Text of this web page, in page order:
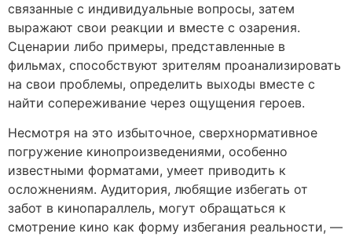
связанные с индивидуальные вопросы, затем
выражают свои реакции и вместе с озарения.
Сценарии либо примеры, представленные в
фильмах, способствуют зрителям проанализировать
на свои проблемы, определить выходы вместе с
найти сопереживание через ощущения героев.
Несмотря на это избыточное, сверхнормативное
погружение кинопроизведениями, особенно
известными форматами, умеет приводить к
осложнениям. Аудитория, любящие избегать от
забот в кинопараллель, могут обращаться к
смотрение кино как форму избегания реальности, —